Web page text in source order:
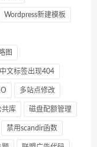
Wordpress新建模板
图
中文标签出现404
多站点修改
共库 磁盘配额管理
禁用scandir函数